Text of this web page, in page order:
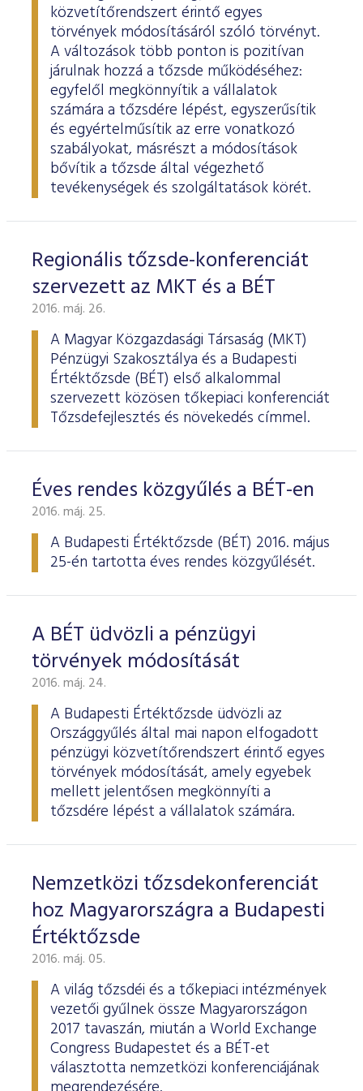
ESG Útmutató
közvetítőrendszert érintő egyes
törvények módosításáról szóló törvényt.
A változások több ponton is pozitívan
járulnak hozzá a tőzsde működéséhez:
egyfelől megkönnyítik a vállalatok
számára a tőzsdére lépést, egyszerűsítik
és egyértelműsítik az erre vonatkozó
szabályokat, másrészt a módosítások
bővítik a tőzsde által végezhető
tevékenységek és szolgáltatások körét.
Regionális tőzsde-konferenciát
szervezett az MKT és a BÉT
2016. máj. 26.
A Magyar Közgazdasági Társaság (MKT)
Pénzügyi Szakosztálya és a Budapesti
Értéktőzsde (BÉT) első alkalommal
szervezett közösen tőkepiaci konferenciát
Tőzsdefejlesztés és növekedés címmel.
Éves rendes közgyűlés a BÉT-en
2016. máj. 25.
A Budapesti Értéktőzsde (BÉT) 2016. május
25-én tartotta éves rendes köz­gyűlését.
A BÉT üdvözli a pénzügyi
törvények módosítását
2016. máj. 24.
A Budapesti Értéktőzsde üdvözli az
Országgyűlés által mai napon elfogadott
pénzügyi közvetítőrendszert érintő egyes
törvények módosítását, amely egyebek
mellett jelentősen megkönnyíti a
tőzsdére lépést a vállalatok számára.
Nemzetközi tőzsdekonferenciát
hoz Magyarországra a Budapesti
Értéktőzsde
2016. máj. 05.
A világ tőzsdéi és a tőkepiaci intézmények
vezetői gyűlnek össze Magyarországon
2017 tavaszán, miután a World Exchange
Congress Budapestet és a BÉT-et
választotta nemzetközi konferenciájának